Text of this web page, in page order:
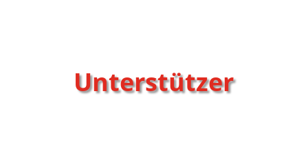
Unterstützer